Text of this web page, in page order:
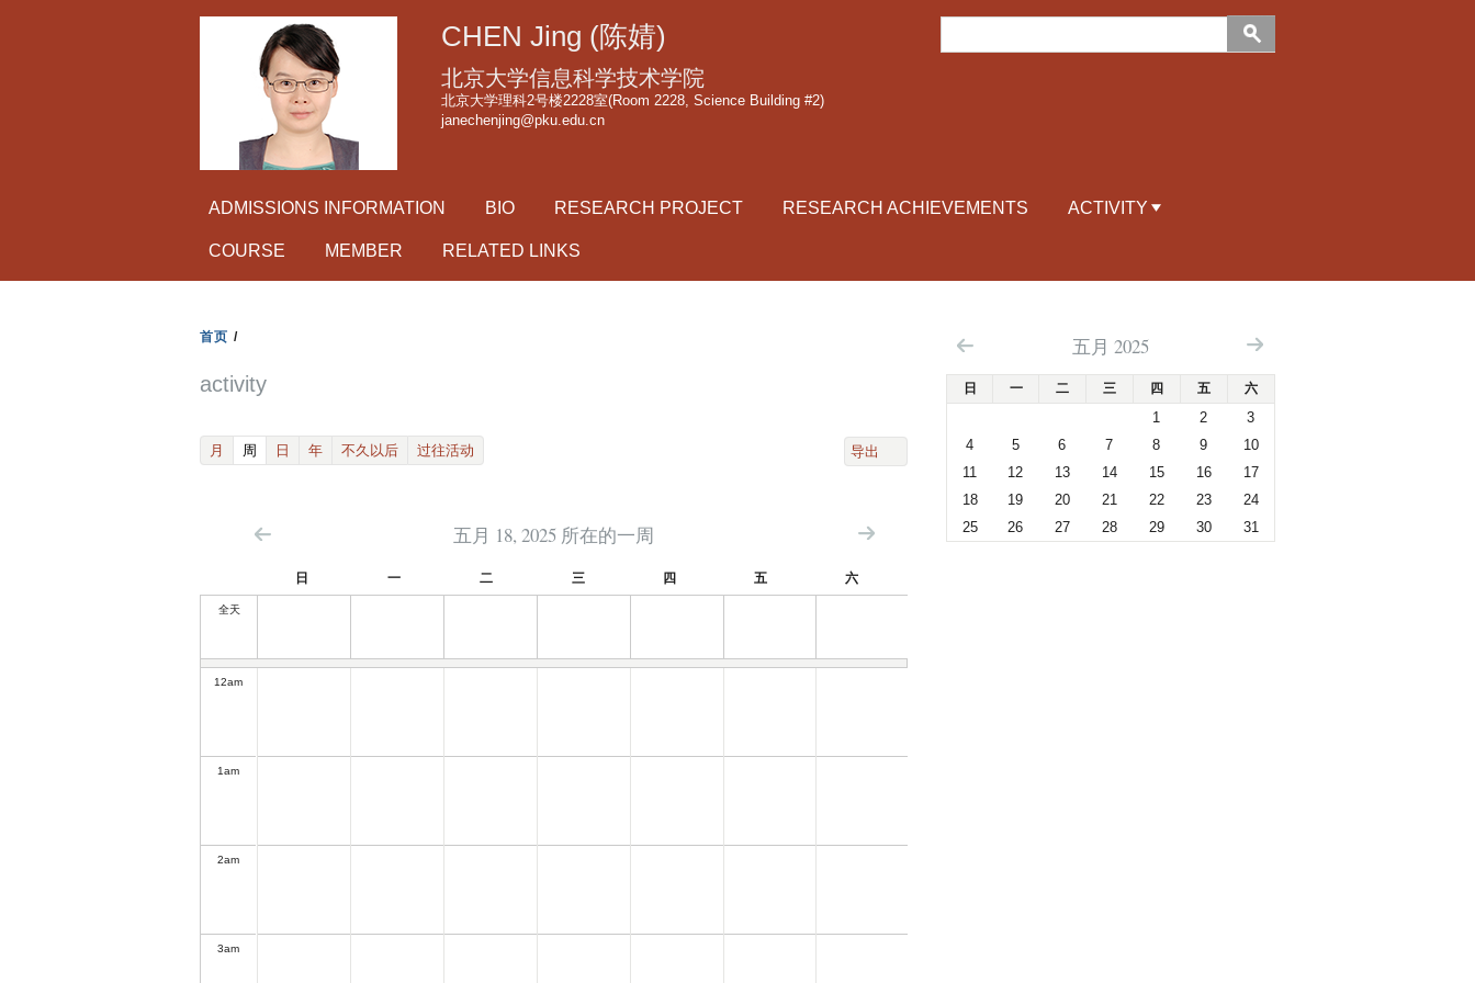
转
到
页
要
CHEN Jing (陈婧)
北京大学信息科学技术学院
北京大学理科2号楼2228室(Room 2228, Science Building #2)
janechenjing@pku.edu.cn
ADMISSIONS INFORMATION BIO RESEARCH PROJECT RESEARCH ACHIEVEMENTS ACTIVITY
COURSE MEMBER RELATED LINKS
首页 /
activity
月 周 (active tab)
日 年 不久以后 过往活动
五月 18, 2025 所在的一周
导出
日 一 二 三 四 五 六
全天
12am
1am
2am
3am
五月 2025
日 一 二 三 四 五 六
1 2
3
4
5 6 7 8 9
10
11
12 13 14 15 16
17
18
19 20 21 22 23
24
25
26 27 28 29 30 31